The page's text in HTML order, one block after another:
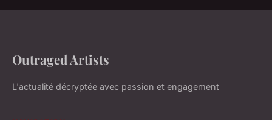
Outraged Artists
L'actualité décryptée avec passion et engagement